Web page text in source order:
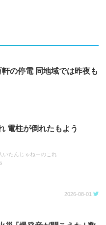
の停電 同地域では昨夜も
電柱が倒れたもよう
いたんじゃねーのこれ
2026-08-01